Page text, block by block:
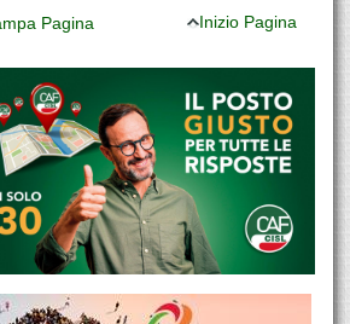
Pagina Inizio Pagina